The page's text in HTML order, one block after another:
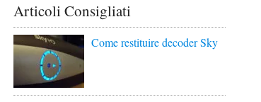
Articoli Consigliati
Come restituire decoder Sky